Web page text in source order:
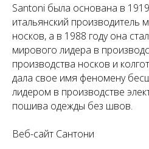
Santoni была основана в
итальянский производитель
носков, а в 1988 году она
мирового лидера в
производства носков и
дала свое имя феномену
лидером в производстве
пошива одежды без швов.
Веб-сайт Сантони